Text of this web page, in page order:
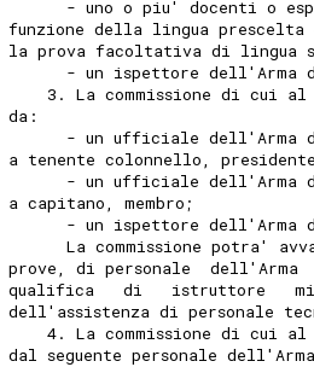
- uno o piu' docenti o
funzione della lingua prescelta
la prova facoltativa di lingua
- un ispettore dell'Arma
3. La commissione di cui
da:
- un ufficiale dell'Arma
a tenente colonnello,
- un ufficiale dell'Arma
a capitano, membro;
- un ispettore dell'Arma
La commissione potra'
prove, di personale
qualifica   di   istruttore
dell'assistenza di personale
4. La commissione di cui
dal seguente personale